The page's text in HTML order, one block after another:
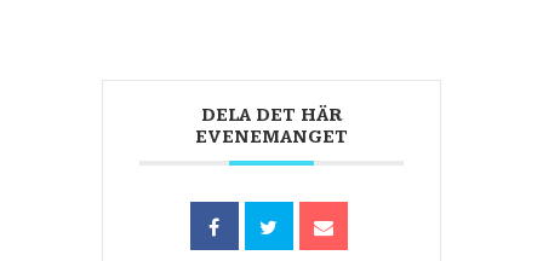
DELA DET HÄR
EVENEMANGET